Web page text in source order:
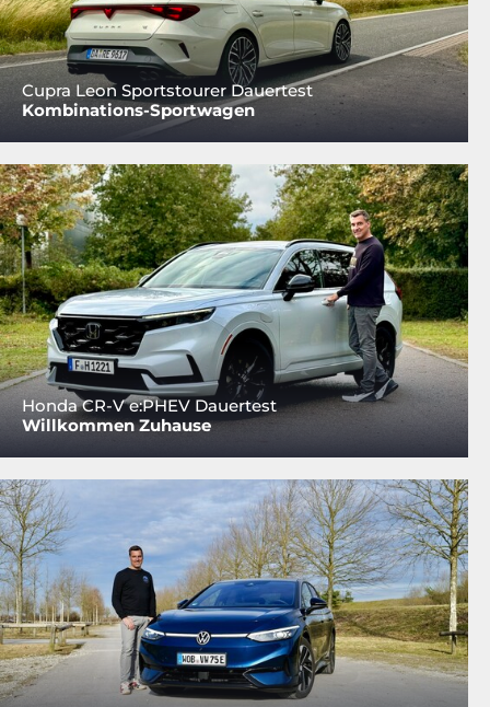
Cupra Leon Sportstourer Dauertest
Kombinations-Sportwagen
Honda CR-V e:PHEV Dauertest
Willkommen Zuhause